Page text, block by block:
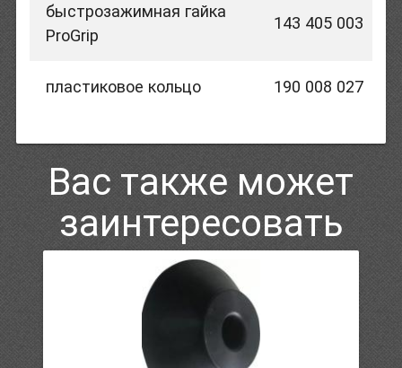
быстрозажимная гайка
ProGrip
143 405 003
пластиковое кольцо 190 008 027
Вас также может
заинтересовать